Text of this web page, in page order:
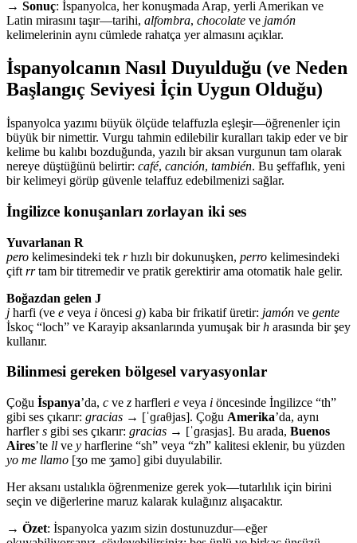
→ Sonuç: İspanyolca, her konuşmada Arap, yerli Amerikan ve
Latin mirasını taşır—tarihi, alfombra, chocolate ve jamón
kelimelerinin aynı cümlede rahatça yer almasını açıklar.
İspanyolcanın Nasıl Duyulduğu (ve Neden
Başlangıç ​​Seviyesi İçin Uygun Olduğu)
İspanyolca yazımı büyük ölçüde telaffuzla eşleşir—öğrenenler için
büyük bir nimettir. Vurgu tahmin edilebilir kuralları takip eder ve bir
kelime bu kalıbı bozduğunda, yazılı bir aksan vurgunun tam olarak
nereye düştüğünü belirtir: café, canción, también. Bu şeffaflık, yeni
bir kelimeyi görüp güvenle telaffuz edebilmenizi sağlar.
İngilizce konuşanları zorlayan iki ses
Yuvarlanan R
pero kelimesindeki tek rhızlı bir dokunuşken, perro kelimesindeki
çift rrtam bir titremedir ve pratik gerektirir ama otomatik hale gelir.
Boğazdan gelen J
j harfi (ve e veya i öncesi g) kaba bir frikatif üretir: jamón ve gente
İskoç “loch” ve Karayip aksanlarında yumuşak birh arasında bir şey
kullanır.
Bilinmesi gereken bölgesel varyasyonlar
Çoğu İspanya’da, c ve z harfleri e veya i öncesinde İngilizce “th”
gibi ses çıkarır: gracias → [ˈɡɾaθjas]. Çoğu Amerika’da, aynı
harflers gibi ses çıkarır: gracias → [ˈɡɾasjas]. Bu arada, Buenos
Aires’te ll ve y harflerine “sh” veya “zh” kalitesi eklenir, bu yüzden
yo me llamo [ʒo me ʒamo] gibi duyulabilir.
Her aksanı ustalıkla öğrenmenize gerek yok—tutarlılık için birini
seçin ve diğerlerine maruz kalarak kulağınız alışacaktır.
→ Özet: İspanyolca yazım sizin dostunuzdur—eğer